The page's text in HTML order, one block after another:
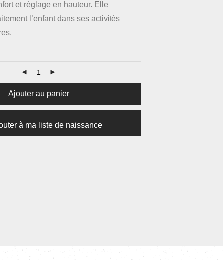
et réglage en hauteur. Elle
l’enfant dans ses activités
Ajouter au panier
à ma liste de naissance